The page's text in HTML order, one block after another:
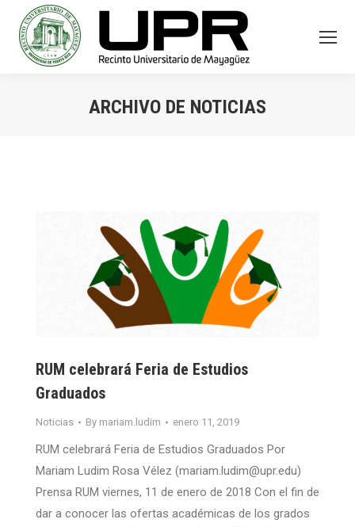
ARCHIVO DE NOTICIAS
RUM celebrará Feria de Estudios
Graduados
Noticias By mariam.ludim enero 11, 2019
RUM celebrará Feria de Estudios Graduados Por
Mariam Ludim Rosa Vélez (mariam.ludim@upr.edu)
Prensa RUM viernes, 11 de enero de 2018 Con el fin de
dar a conocer las ofertas académicas de los grados